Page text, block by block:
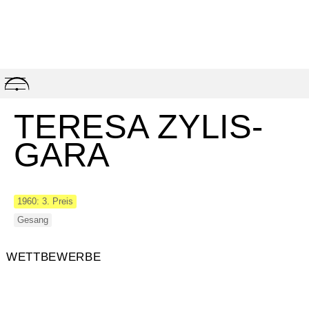
Skip
to
TERESA ZYLIS-
GARA
1960: 3. Preis
Gesang
WETTBEWERBE